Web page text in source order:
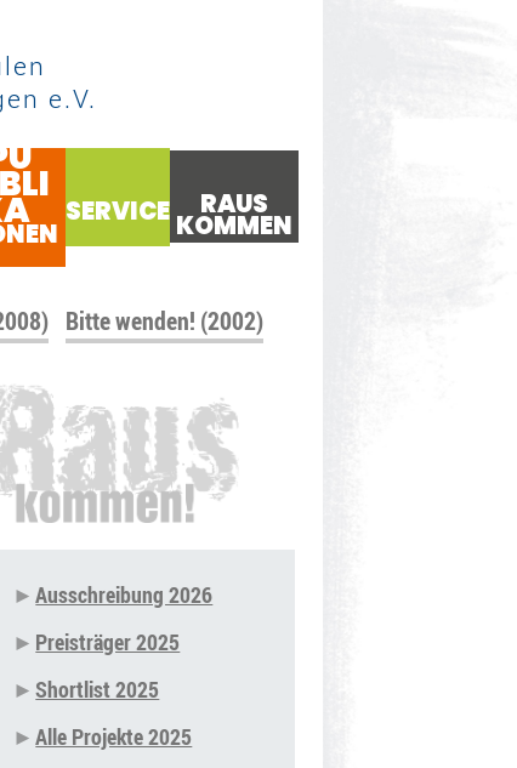
e.V.
BLI
SERVICE RAUS
KOMMEN
Bitte wenden! (2002)
überspringen
Ausschreibung 2026
Preisträger 2025
Shortlist 2025
Alle Projekte 2025